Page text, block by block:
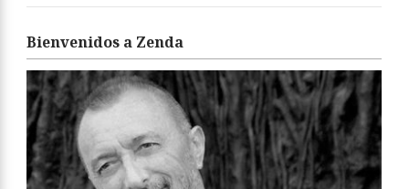
Bienvenidos a Zenda